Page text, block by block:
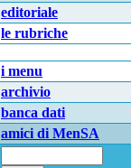
editoriale
le rubriche
i menu
archivio
banca dati
amici di MenSA